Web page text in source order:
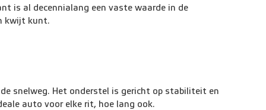
is al decennialang een vaste waarde in de
kwijt kunt.
snelweg. Het onderstel is gericht op stabiliteit en
auto voor elke rit, hoe lang ook.